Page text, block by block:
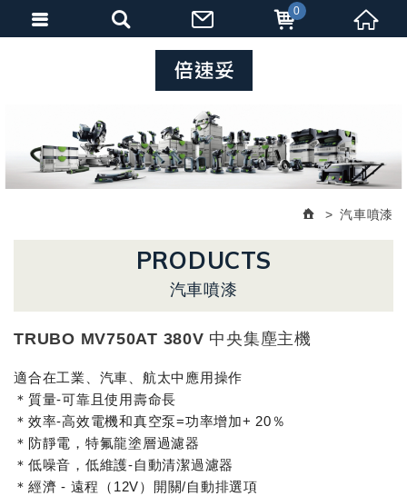
汽車噴漆
PRODUCTS
汽車噴漆
TRUBO MV750AT 380V 中央集塵主機
適合在工業、汽車、航太中應用操作
＊質量-可靠且使用壽命長
＊效率-高效電機和真空泵=功率增加+ 20％
＊防靜電，特氟龍塗層過濾器
＊低噪音，低維護-自動清潔過濾器
＊經濟 - 遠程（12V）開關/自動排選項
0